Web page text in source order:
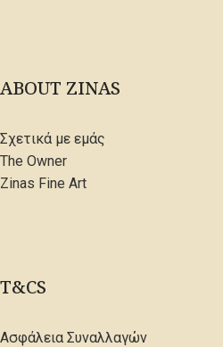
ABOUT ZINAS
Σχετικά με εμάς
The Owner
Zinas Fine Art
T&CS
Ασφάλεια Συναλλαγών